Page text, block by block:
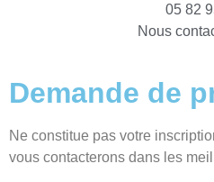
05 82
Nous
Demande de
Ne constitue pas votre
vous contacterons dans les